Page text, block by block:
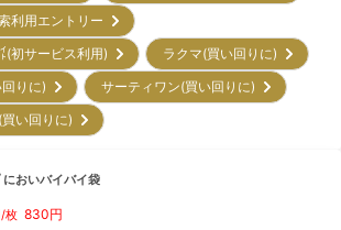
利用エントリー
(初サービス利用)
ラクマ(買い回りに)
回りに)
サーティワン(買い回りに)
買い回りに)
においバイバイ袋
/枚 830円